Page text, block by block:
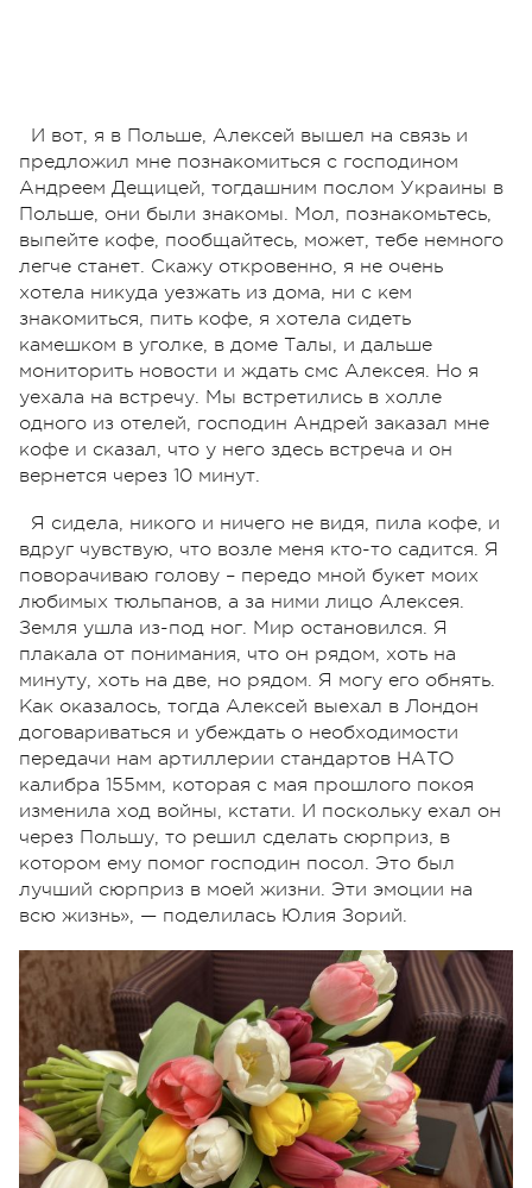
И вот, я в Польше, Алексей вышел на связь и
предложил мне познакомиться с господином
Андреем Дещицей, тогдашним послом Украины в
Польше, они были знакомы. Мол, познакомьтесь,
выпейте кофе, пообщайтесь, может, тебе немного
легче станет. Скажу откровенно, я не очень
хотела никуда уезжать из дома, ни с кем
знакомиться, пить кофе, я хотела сидеть
камешком в уголке, в доме Талы, и дальше
мониторить новости и ждать смс Алексея. Но я
уехала на встречу. Мы встретились в холле
одного из отелей, господин Андрей заказал мне
кофе и сказал, что у него здесь встреча и он
вернется через 10 минут.
Я сидела, никого и ничего не видя, пила кофе, и
вдруг чувствую, что возле меня кто-то садится. Я
поворачиваю голову – передо мной букет моих
любимых тюльпанов, а за ними лицо Алексея.
Земля ушла из-под ног. Мир остановился. Я
плакала от понимания, что он рядом, хоть на
минуту, хоть на две, но рядом. Я могу его обнять.
Как оказалось, тогда Алексей выехал в Лондон
договариваться и убеждать о необходимости
передачи нам артиллерии стандартов НАТО
калибра 155мм, которая с мая прошлого покоя
изменила ход войны, кстати. И поскольку ехал он
через Польшу, то решил сделать сюрприз, в
котором ему помог господин посол. Это был
лучший сюрприз в моей жизни. Эти эмоции на
всю жизнь», — поделилась Юлия Зорий.